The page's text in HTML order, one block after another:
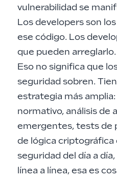
vulnerabilidad se
Los developers son
ese código. Los
que pueden arreglarlo.
Eso no significa que
seguridad sobren.
estrategia más
normativo, análisis de
emergentes, tests de
de lógica criptográfica
seguridad del día a
línea a línea, esa es